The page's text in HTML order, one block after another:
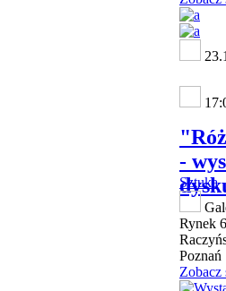
-
Sztuka
Rynek
Poznań
Zobacz